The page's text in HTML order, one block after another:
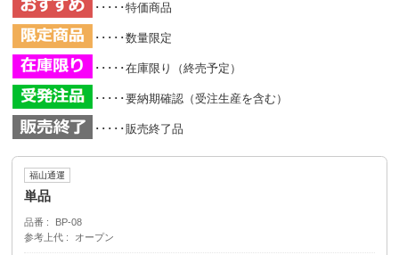
･････特価商品
･････数量限定
･････在庫限り（終売予定）
･････要納期確認（受注生産を含む）
･････販売終了品
福山通運
単品
品番
BP-08
参考上代
オープン